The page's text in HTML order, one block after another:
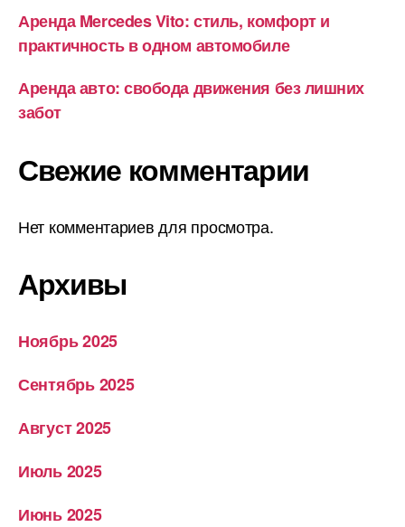
Аренда Mercedes Vito: стиль, комфорт и
практичность в одном автомобиле
Аренда авто: свобода движения без лишних
забот
Свежие комментарии
Нет комментариев для просмотра.
Архивы
Ноябрь 2025
Сентябрь 2025
Август 2025
Июль 2025
Июнь 2025